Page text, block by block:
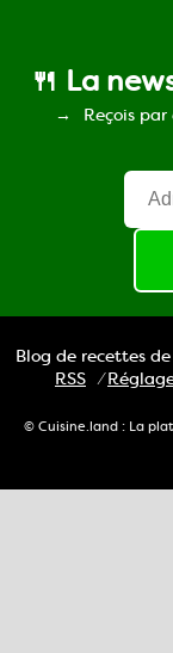
🍴 La
Reçois
Blog de recettes
RSS ⁄
© Cuisine.land : La